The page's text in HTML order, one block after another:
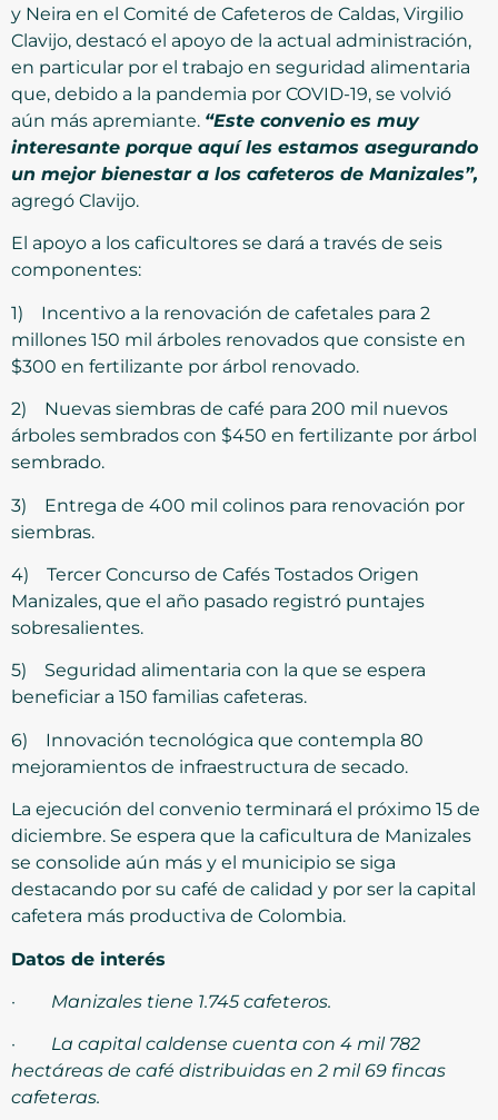
y Neira en el Comité de Cafeteros de Caldas, Virgilio
Clavijo, destacó el apoyo de la actual administración,
en particular por el trabajo en seguridad alimentaria
que, debido a la pandemia por COVID-19, se volvió
aún más apremiante. “Este convenio es muy
interesante porque aquí les estamos asegurando
un mejor bienestar a los cafeteros de Manizales”,
agregó Clavijo.
El apoyo a los caficultores se dará a través de seis
componentes:
1) Incentivo a la renovación de cafetales para 2
millones 150 mil árboles renovados que consiste en
$300 en fertilizante por árbol renovado.
2) Nuevas siembras de café para 200 mil nuevos
árboles sembrados con $450 en fertilizante por árbol
sembrado.
3) Entrega de 400 mil colinos para renovación por
siembras.
4) Tercer Concurso de Cafés Tostados Origen
Manizales, que el año pasado registró puntajes
sobresalientes.
5) Seguridad alimentaria con la que se espera
beneficiar a 150 familias cafeteras.
6) Innovación tecnológica que contempla 80
mejoramientos de infraestructura de secado.
La ejecución del convenio terminará el próximo 15 de
diciembre. Se espera que la caficultura de Manizales
se consolide aún más y el municipio se siga
destacando por su café de calidad y por ser la capital
cafetera más productiva de Colombia.
Datos de interés
· Manizales tiene 1.745 cafeteros.
· La capital caldense cuenta con 4 mil 782
hectáreas de café distribuidas en 2 mil 69 fincas
cafeteras.